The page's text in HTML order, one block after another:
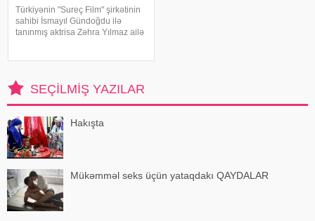
Türkiyənin "Sureç Film" şirkətinin
sahibi İsmayıl Gündoğdu ilə
tanınmış aktrisa Zəhra Yılmaz ailə
SEÇILMIŞ YAZILAR
Hakışta
Mükəmməl seks üçün yataqdakı QAYDALAR